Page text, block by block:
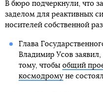
В бюро подчеркнули, что
заделом для реактивных
носителей собственной
Глава
Владимир Усов заявил,
тому, чтобы общий
космодромуне